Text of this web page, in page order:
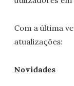
Com a última
atualizações:
Novidades